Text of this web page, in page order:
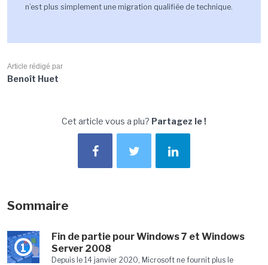
n’est plus simplement une migration qualifiée de technique.
Article rédigé par
Benoît Huet
Cet article vous a plu? Partagez le !
Sommaire
1
Fin de partie pour Windows 7 et Windows
Server 2008
Depuis le 14 janvier 2020, Microsoft ne fournit plus le